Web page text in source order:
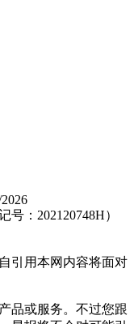
：202120748H）
引用本网内容将面对
品或服务。不过您跟